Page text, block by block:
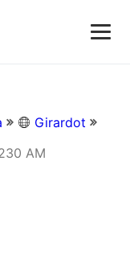
Girardot
AM